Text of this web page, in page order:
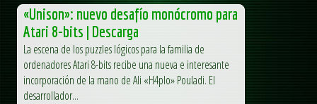
«Unison»: nuevo desafío monócromo para
Atari 8-bits | Descarga
La escena de los puzzles lógicos para la familia de
ordenadores Atari 8-bits recibe una nueva e interesante
incorporación de la mano de Ali «H4plo» Pouladi. El
desarrollador...